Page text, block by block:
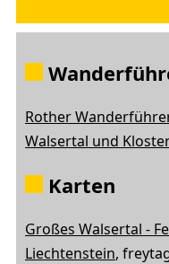
Rother
Walsertal und
Karten
Großes Walsertal -
Liechtenstein,